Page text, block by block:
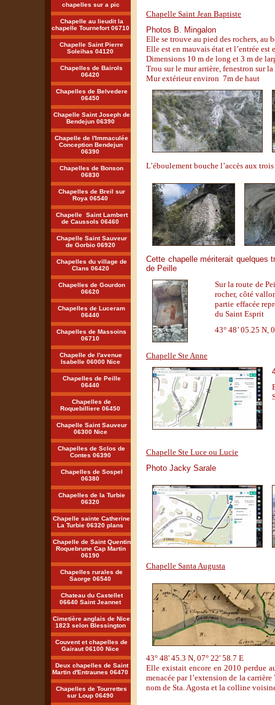
chapelles sur a pic
Chapelle au lieudit la
chapelle Tournefort 06710
Chapelle Saint Pierre
Soleihas 04120
Chapelles de Bairols
06420
Chapelles de Belvedere
06450
Chapelle Saint Joseph de
Bendejun 06390
Chapelle de l'Immaculée
Conception Bendejun
06390
Chapelles de Bonson
06830
Chapelles de Breil sur
Roya 06540
Chapelle Saint Lambert
de Caussols 06460
Chapelle Saint Sauveur
de Gorbio 06920
Chapelles du village de
Clans 06420
Chapelles de Gourdon
06620
Chapelles de Luceram
06440
Chapelles de Massoins
06710
Chapelle de l'avenue
Isabelle 06000 Nice
Chapelles de Peille
06440
Chapelles de
Roquebilliere 06450
Chapelle Saint Sauveur
06300 Nice
Chapelles de Sclos de
Contes 06390
Chapelles de Sospel
06380
Chapelles de la Turbie
06320
Chapelle sainte Catherine
La Turbie 06320 plans
Chapelle de Saint Quentin
Roquebrune Cap Martin
06190
Chapelles rurales de
Saorge 06540
Chateau du Castellet
06640 Saint Jeannet
Cimetière anglais de Nice
1823 selon Blessington
Couvent et chapelles de
Gairaut 06100 Nice
Deux chapelles de Saint
Martin d'Entraunes 06470
Chapelles de Tourrettes
sur Loup 06490
Chapelle Saint Jean Baptiste
Photos B. Mingalon
Elle se trouve au pied des rochers, au
Elle est en mauvais état et l’entrée est
Dimensions 10 m de long et 3 m de
Trou sur le mur arrière, fenestron sur la
Mur extérieur environ 7m de haut
L’éboulement bouche l’accès aux
Cette chapelle mériterait quelques
de Peille
Sur la route de
rocher, côté
partie effacée
du Saint Esprit
43° 48’ 05.25 N,
Chapelle Ste Anne
Chapelle Ste Luce ou Lucie
Photo Jacky Sarale
Chapelle Santa Augusta
43° 48' 45.3 N, 07° 22' 58.7 E
Elle existait encore en 2010 perdue
menacée par l’extension de la
nom de Sta. Agosta et la colline